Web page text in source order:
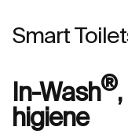
Smart
In-Wash®
higiene